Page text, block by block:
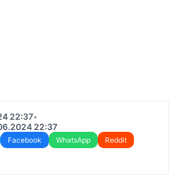
22:37•
22:37
Facebook WhatsApp
Reddit